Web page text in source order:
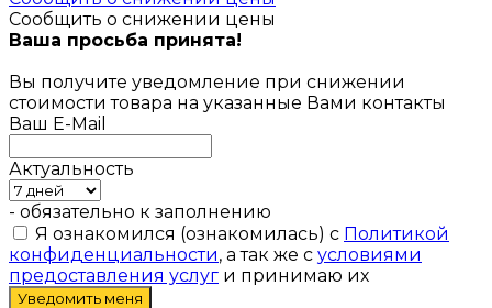
Сообщить о снижении цены
Ваша просьба принята!
Вы получите уведомление при снижении
стоимости товара на указанные Вами контакты
Ваш E-Mail
Актуальность
- обязательно к заполнению
Я ознакомился (ознакомилась) с Политикой
конфиденциальности, а так же с условиями
предоставления услуг и принимаю их